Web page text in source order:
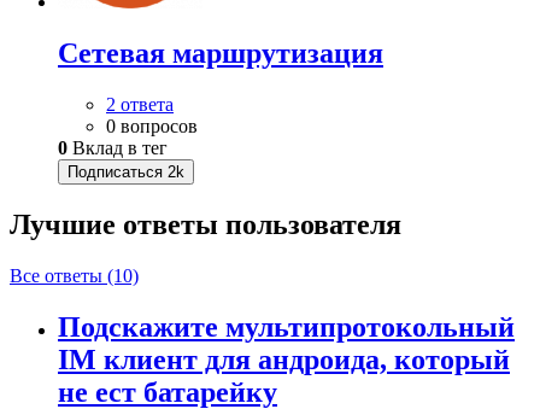
Сетевая маршрутизация
2 ответа
0 вопросов
0 Вклад в тег
Подписаться 2k
Лучшие ответы пользователя
Все ответы (10)
Подскажите мультипротокольный
IM клиент для андроида, который
не ест батарейку